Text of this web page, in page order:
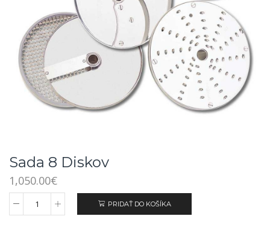
Sada 8 Diskov
1,050.00€
PRIDAŤ DO KOŠÍKA